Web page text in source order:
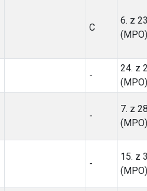
C
6. z
(MPO)
-
24. z
(MPO)
-
7. z
(MPO)
-
15. z
(MPO)